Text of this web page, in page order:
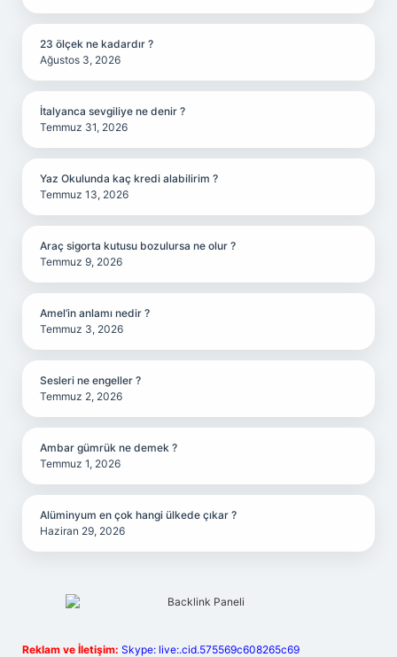
23 ölçek ne kadardır ?
Ağustos 3, 2026
İtalyanca sevgiliye ne denir ?
Temmuz 31, 2026
Yaz Okulunda kaç kredi alabilirim ?
Temmuz 13, 2026
Araç sigorta kutusu bozulursa ne olur ?
Temmuz 9, 2026
Amel’in anlamı nedir ?
Temmuz 3, 2026
Sesleri ne engeller ?
Temmuz 2, 2026
Ambar gümrük ne demek ?
Temmuz 1, 2026
Alüminyum en çok hangi ülkede çıkar ?
Haziran 29, 2026
Reklam ve İletişim: Skype: live:.cid.575569c608265c69